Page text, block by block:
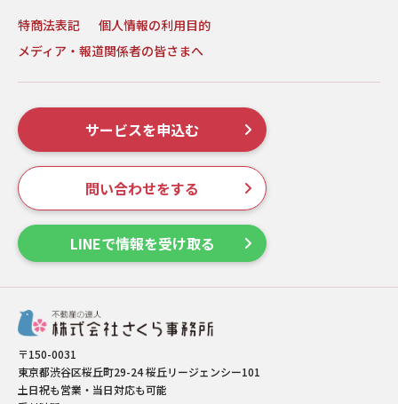
特商法表記
個人情報の利用目的
メディア・報道関係者の皆さまへ
サービスを申込む
問い合わせをする
LINEで情報を受け取る
〒150-0031
東京都渋谷区桜丘町29-24 桜丘リージェンシー101
土日祝も営業・当日対応も可能